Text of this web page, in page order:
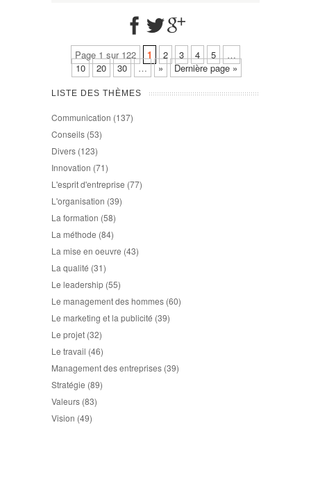
Page 1 sur 122 1 2 3 4 5
…
10
20 30 … » Dernière page »
LISTE DES THÈMES
Communication (137)
Conseils (53)
Divers (123)
Innovation (71)
L'esprit d'entreprise (77)
L'organisation (39)
La formation (58)
La méthode (84)
La mise en oeuvre (43)
La qualité (31)
Le leadership (55)
Le management des hommes (60)
Le marketing et la publicité (39)
Le projet (32)
Le travail (46)
Management des entreprises (39)
Stratégie (89)
Valeurs (83)
Vision (49)